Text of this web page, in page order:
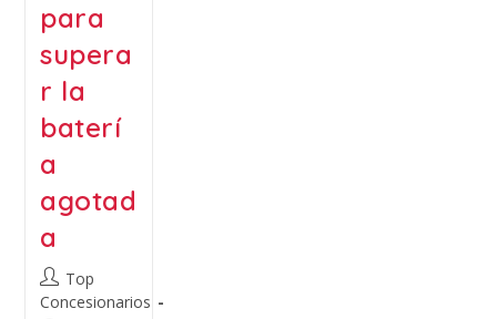
para
supera
r la
baterí
a
agotad
a
Top
Concesionarios